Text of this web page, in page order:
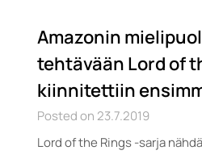
Amazonin
tehtävään Lord of
kiinnitettiin
Posted on 23.7.2019
Lord of the Rings -sarja